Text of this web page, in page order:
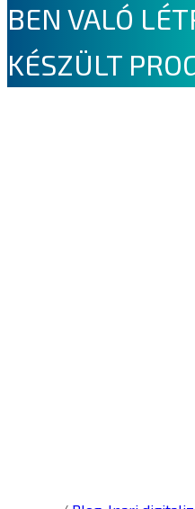
BEN VALÓ
KÉSZÜLT